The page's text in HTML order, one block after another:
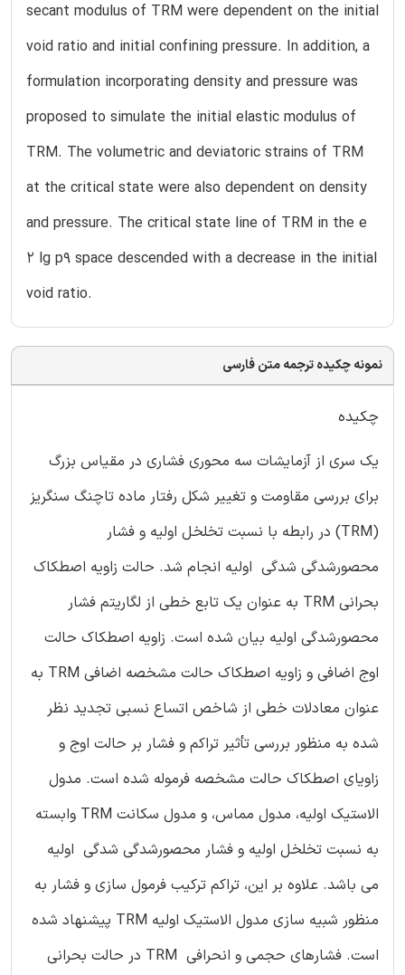
secant modulus of TRM were dependent on the initial
void ratio and initial confining pressure. In addition, a
formulation incorporating density and pressure was
proposed to simulate the initial elastic modulus of
TRM. The volumetric and deviatoric strains of TRM
at the critical state were also dependent on density
and pressure. The critical state line of TRM in the e
2 lg p9 space descended with a decrease in the initial
void ratio.
نمونه چکیده ترجمه متن فارسی
چکیده
یک سری از آزمایشات سه محوری فشاری در مقیاس بزرگ
برای بررسی مقاومت و تغییر شکل رفتار ماده تاچنگ سنگریز
(TRM) در رابطه با نسبت تخلخل اولیه و فشار
محصورشدگی شدگی اولیه انجام شد. حالت زاویه اصطکاک
بحرانی TRM به عنوان یک تابع خطی از لگاریتم فشار
محصورشدگی اولیه بیان شده است. زاویه اصطکاک حالت
اوج اضافی و زاویه اصطکاک حالت مشخصه اضافی TRM به
عنوان معادلات خطی از شاخص اتساع نسبی تجدید نظر
شده به منظور بررسی تأثیر تراکم و فشار بر حالت اوج و
زاویای اصطکاک حالت مشخصه فرموله شده است. مدول
الاستیک اولیه، مدول مماس، و مدول سکانت TRM وابسته
به نسبت تخلخل اولیه و فشار محصورشدگی شدگی اولیه
می باشد. علاوه بر این، تراکم ترکیب فرمول سازی و فشار به
منظور شبیه سازی مدول الاستیک اولیه TRM پیشنهاد شده
است. فشارهای حجمی و انحرافی TRM در حالت بحرانی